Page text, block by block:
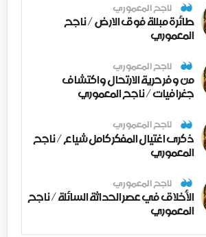
ناجح المعموري
طائرة مبللة فوق الارض / ناجح
المعموري
ناجح المعموري
من وفر حرية الارتحال واكتشاف
جغرافيات / ناجح المعموري
ناجح المعموري
ذكرى اغتيال المفكر كامل شياع / ناجح
المعموري
ناجح المعموري
الأخلاق في عصر الحداثة السائلة / ناجح
المعموري